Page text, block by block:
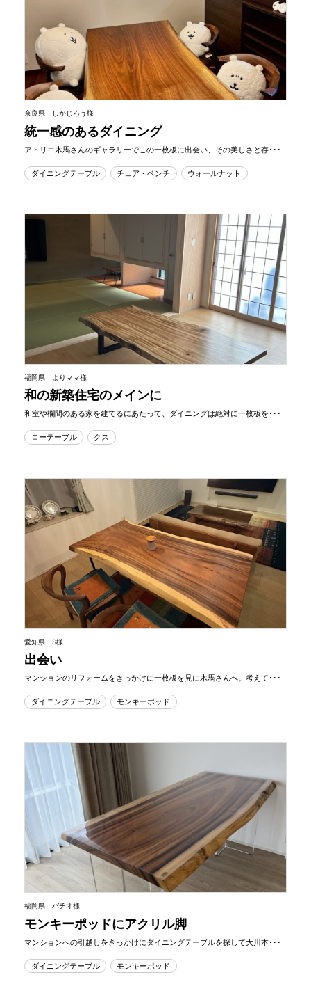
奈良県 しかじろう様
統一感のあるダイニング
アトリエ木馬さんのギャラリーでこの一枚板に出会い、その美しさと存･･･
ダイニングテーブル チェア・ベンチ ウォールナット
福岡県 よりママ様
和の新築住宅のメインに
和室や欄間のある家を建てるにあたって、ダイニングは絶対に一枚板を･･･
ローテーブル クス
愛知県 S様
出会い
マンションのリフォームをきっかけに一枚板を見に木馬さんへ。考えて･･･
ダイニングテーブル モンキーポッド
福岡県 バチオ様
モンキーポッドにアクリル脚
マンションへの引越しをきっかけにダイニングテーブルを探して大川本･･･
ダイニングテーブル モンキーポッド